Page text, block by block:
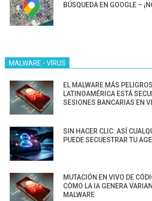
BÚSQUEDA EN GOOGLE –
MALWARE - VIRUS
EL MALWARE MÁS
LATINOAMÉRICA ESTÁ
SESIONES BANCARIAS EN
SIN HACER CLIC: ASÍ
PUEDE SECUESTRAR TU
MUTACIÓN EN VIVO DE
CÓMO LA IA GENERA
MALWARE